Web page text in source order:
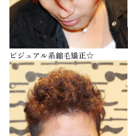
ビジュアル系縮毛矯正☆